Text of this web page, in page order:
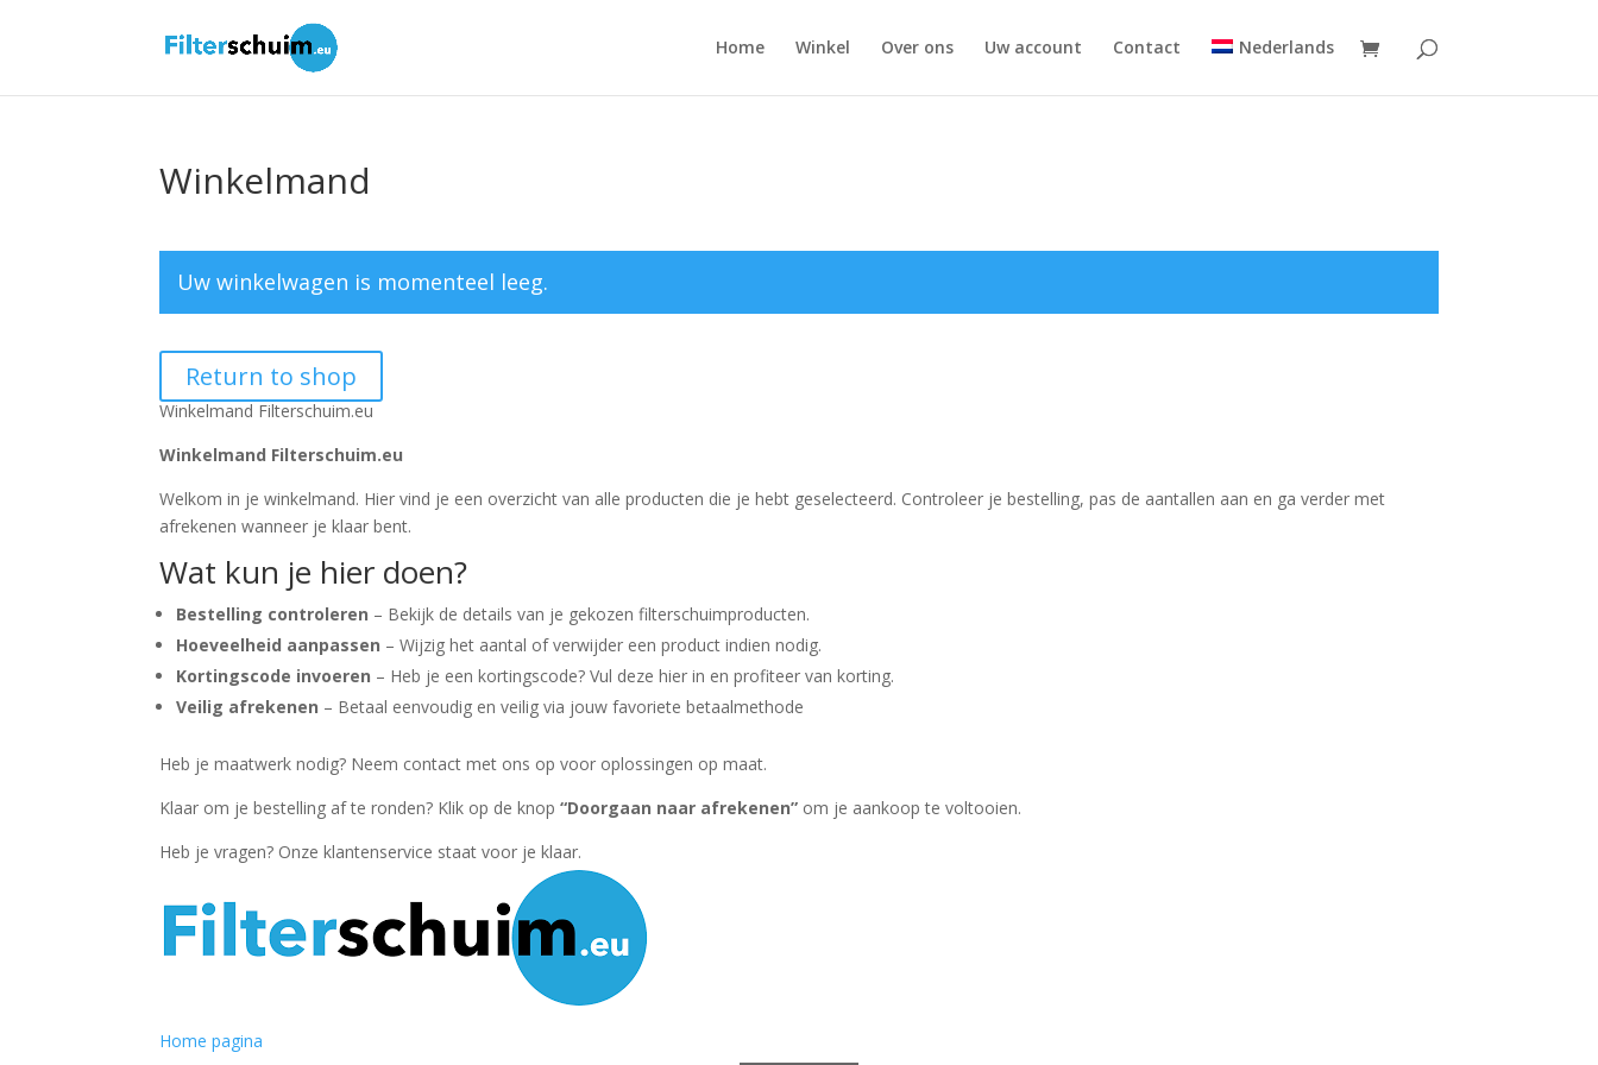
Home Winkel Over ons Uw account Contact Nederlands
Winkelmand
Uw winkelwagen is momenteel leeg.
Return to shop
Winkelmand Filterschuim.eu
Winkelmand Filterschuim.eu
Welkom in je winkelmand. Hier vind je een overzicht van alle producten die je hebt geselecteerd. Controleer je bestelling, pas de aantallen aan en ga verder met
afrekenen wanneer je klaar bent.
Wat kun je hier doen?
Bestelling controleren – Bekijk de details van je gekozen filterschuimproducten.
Hoeveelheid aanpassen – Wijzig het aantal of verwijder een product indien nodig.
Kortingscode invoeren – Heb je een kortingscode? Vul deze hier in en profiteer van korting.
Veilig afrekenen – Betaal eenvoudig en veilig via jouw favoriete betaalmethode
Heb je maatwerk nodig? Neem contact met ons op voor oplossingen op maat.
Klaar om je bestelling af te ronden? Klik op de knop“Doorgaan naar afrekenen” om je aankoop te voltooien.
Heb je vragen? Onze klantenservice staat voor je klaar.
Home pagina